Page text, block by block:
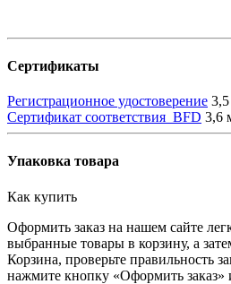
Сертификаты
Регистрационное удостоверение
Сертификат соответствия_BFD 3,6
Упаковка товара
Как купить
Оформить заказ на нашем сайте
выбранные товары в корзину, а
Корзина, проверьте правильность
нажмите кнопку «Оформить заказ»